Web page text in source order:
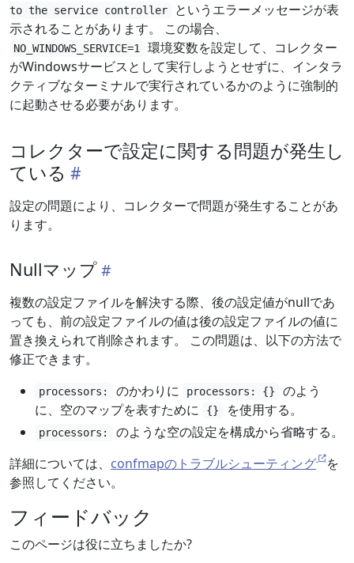
to the service controller
というエラーメッセージが表
示されることがあります。 この場合、
NO_WINDOWS_SERVICE=1
環境変数を設定して、コレクター
がWindowsサービスとして実行しようとせずに、インタラ
クティブなターミナルで実行されているかのように強制的
に起動させる必要があります。
コレクターで設定に関する問題が発生し
ている
設定の問題により、コレクターで問題が発生することがあ
ります。
Nullマップ
複数の設定ファイルを解決する際、後の設定値がnullであ
っても、前の設定ファイルの値は後の設定ファイルの値に
置き換えられて削除されます。 この問題は、以下の方法で
修正できます。
processors: のかわりに processors: {}
のよう
に、空のマップを表すために
{} を使用する。
processors:
のような空の設定を構成から省略する。
詳細については、 confmapのトラブルシューティング
を
参照してください。
フィードバック
このページは役に立ちましたか?